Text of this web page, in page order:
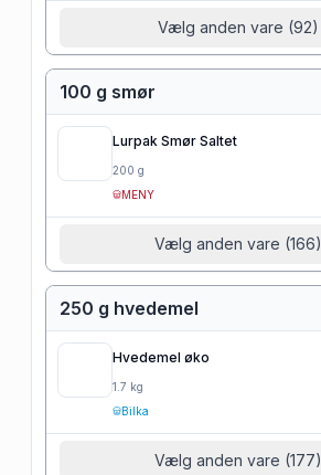
Vælg anden vare (92)
100 g smør
Lurpak Smør Saltet
200 g
MENY
Vælg anden vare (166)
250 g hvedemel
Hvedemel øko
1.7 kg
Bilka
Vælg anden vare (177)